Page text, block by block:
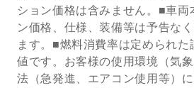
ション価格は含みません。■車両
ン価格、仕様、装備等は予告な
ます。■燃料消費率は定められ
値です。お客様の使用環境（気
法（急発進、エアコン使用等）